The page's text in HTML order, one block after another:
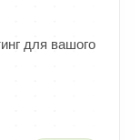
для вашого